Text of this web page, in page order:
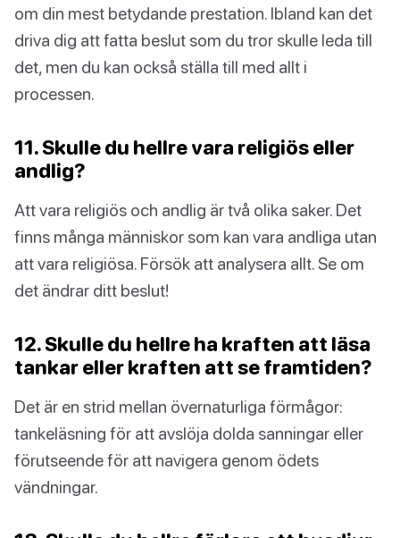
om din mest betydande prestation. Ibland kan det
driva dig att fatta beslut som du tror skulle leda till
det, men du kan också ställa till med allt i
processen.
11. Skulle du hellre vara religiös eller
andlig?
Att vara religiös och andlig är två olika saker. Det
finns många människor som kan vara andliga utan
att vara religiösa. Försök att analysera allt. Se om
det ändrar ditt beslut!
12. Skulle du hellre ha kraften att läsa
tankar eller kraften att se framtiden?
Det är en strid mellan övernaturliga förmågor:
tankeläsning för att avslöja dolda sanningar eller
förutseende för att navigera genom ödets
vändningar.